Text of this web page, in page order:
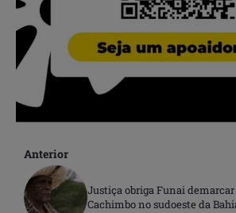
Anterior
Justiça obriga Funai
Cachimbo no sudoeste da